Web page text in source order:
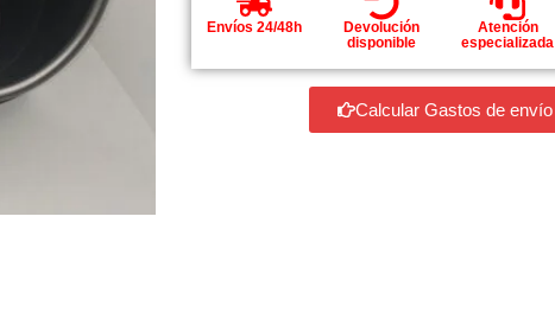
Envíos 24/48h
Devolución
disponible
Atención
especializada
Calcular Gastos de envío